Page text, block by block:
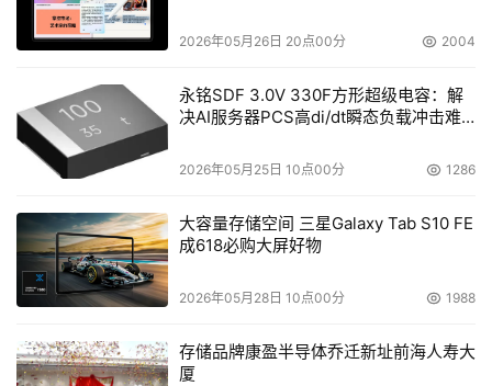
2026年05月26日 20点00分 2004
永铭SDF 3.0V 330F方形超级电容：解
决AI服务器PCS高di/dt瞬态负载冲击难
2026年05月25日 10点00分 1286
大容量存储空间 三星Galaxy Tab S10 FE
成618必购大屏好物
2026年05月28日 10点00分 1988
存储品牌康盈半导体乔迁新址前海人寿大
厦